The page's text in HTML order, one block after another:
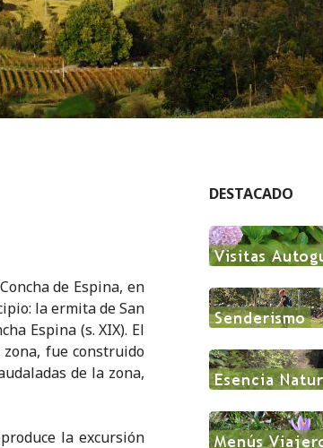
de Espina, en
la ermita de San
Espina (s. XIX). El
fue construido
de la zona,
la excursión
DESTACADO